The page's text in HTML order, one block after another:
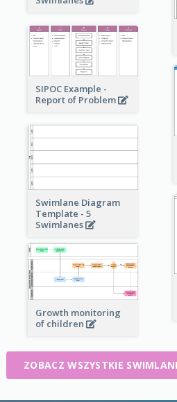
SIPOC Example -
Report of Problem
Swimlane Diagram
Template - 5
Swimlanes
Growth monitoring
of children
ZOBACZ WSZYSTKIE